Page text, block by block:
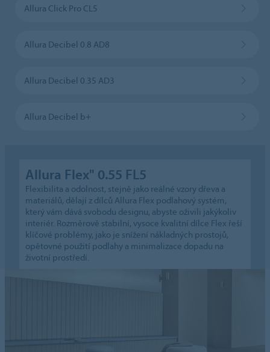
Allura Click Pro CL5
Allura Decibel 0.8 AD8
Allura Decibel 0.35 AD3
Allura Decibel b+
Allura Flex" 0.55 FL5
Flexibilita a odolnost, stejně jako reálné vzory dřeva a
materiálů, dělají z dílců Allura Flex podlahový systém,
který vám dává svobodu designu, abyste oživili jakýkoliv
interiér. Rozměrově stabilní, vysoce kvalitní dílce Flex řeší
klíčové problémy, jako je snížení nákladných prostojů,
opětovné použití podlahy a minimalizace dopadu na
životní prostředí.